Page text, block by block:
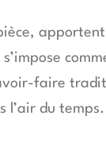
faire
l’air du temps.